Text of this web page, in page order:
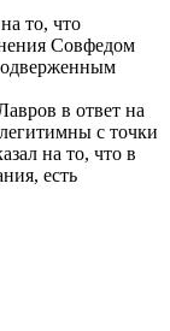
то, что
Совфедом
в ответ на
с точки
на то, что в
есть